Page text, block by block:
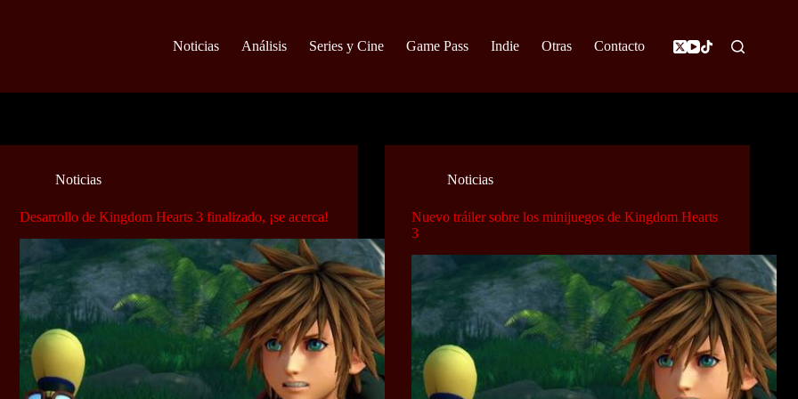
Noticias Análisis Series y Cine Game Pass Indie Otras Contacto
Noticias
Desarrollo de Kingdom Hearts 3 finalizado, ¡se acerca!
Noticias
Nuevo tráiler sobre los minijuegos de Kingdom Hearts
3